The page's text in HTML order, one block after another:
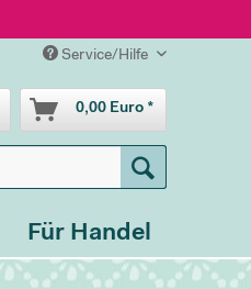
Service/Hilfe
0,00 Euro *
Für Handel